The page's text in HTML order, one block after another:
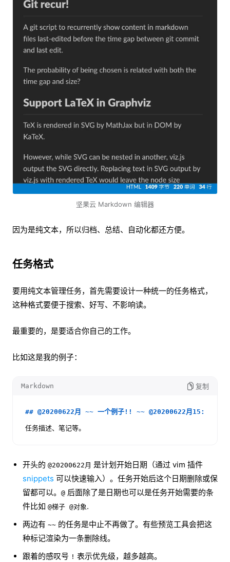
坚果云 Markdown 编辑器
因为是纯文本，所以归档、总结、自动化都还方便。
任务格式
要用纯文本管理任务，首先需要设计一种统一的任务格式，
这种格式要便于搜索、好写、不影响读。
最重要的，是要适合你自己的工作。
比如这是我的例子：
Markdown 复制
## @20200622月 ~~ 一个例子!! ~~ @20200622月15:59
任务描述、笔记等。
开头的 @20200622月 是计划开始日期（通过 vim 插件
snippets 可以快速输入）。任务开始后这个日期删除或保
留都可以。 @ 后面除了是日期也可以是任务开始需要的条
件比如 @梯子 @对象.
两边有 ~~ 的任务是中止不再做了。有些预览工具会把这
种标记渲染为一条删除线。
跟着的感叹号 ! 表示优先级，越多越高。